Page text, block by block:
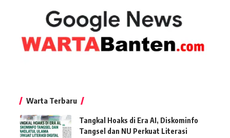
Warta Terbaru
Tangkal Hoaks di Era AI, Diskominfo
Tangsel dan NU Perkuat Literasi